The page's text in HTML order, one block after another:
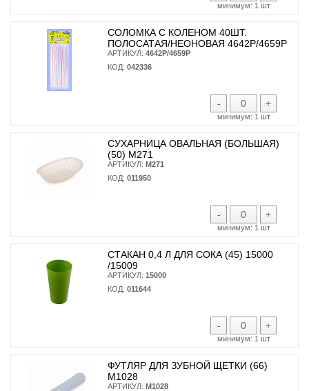
минимум: 1 шт
СОЛОМКА С КОЛЕНОМ 40ШТ.
ПОЛОСАТАЯ/НЕОНОВАЯ 4642Р/4659Р
АРТИКУЛ: 4642Р/4659Р
КОД: 042336
- +
минимум: 1 шт
СУХАРНИЦА ОВАЛЬНАЯ (БОЛЬШАЯ)
(50) М271
АРТИКУЛ: М271
КОД: 011950
- +
минимум: 1 шт
СТАКАН 0,4 Л ДЛЯ СОКА (45) 15000
/15009
АРТИКУЛ: 15000
КОД: 011644
- +
минимум: 1 шт
ФУТЛЯР ДЛЯ ЗУБНОЙ ЩЕТКИ (66)
М1028
АРТИКУЛ: М1028